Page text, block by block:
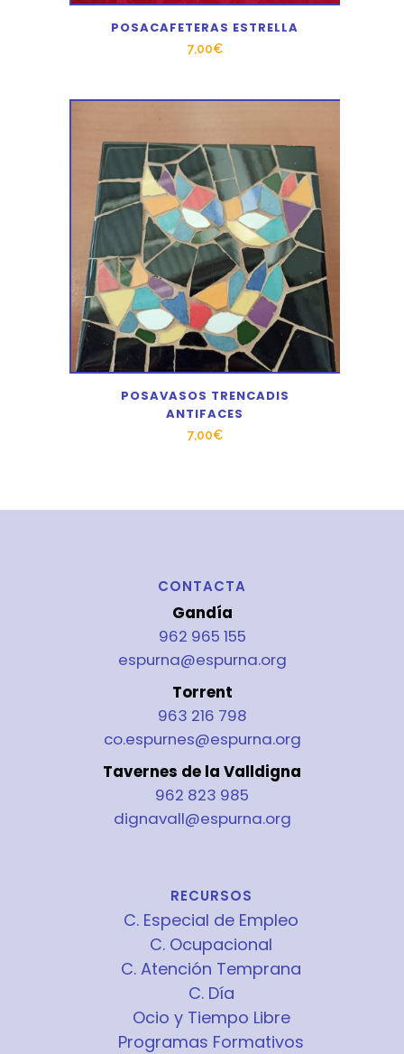
POSACAFETERAS ESTRELLA
7,00€
POSAVASOS TRENCADIS
ANTIFACES
7,00€
CONTACTA
Gandía
962 965 155
espurna@espurna.org
Torrent
963 216 798
co.espurnes@espurna.org
Tavernes de la Valldigna
962 823 985
dignavall@espurna.org
RECURSOS
C. Especial de Empleo
C. Ocupacional
C. Atención Temprana
C. Día
Ocio y Tiempo Libre
Programas Formativos